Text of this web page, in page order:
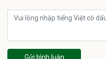
Gửi bình luận